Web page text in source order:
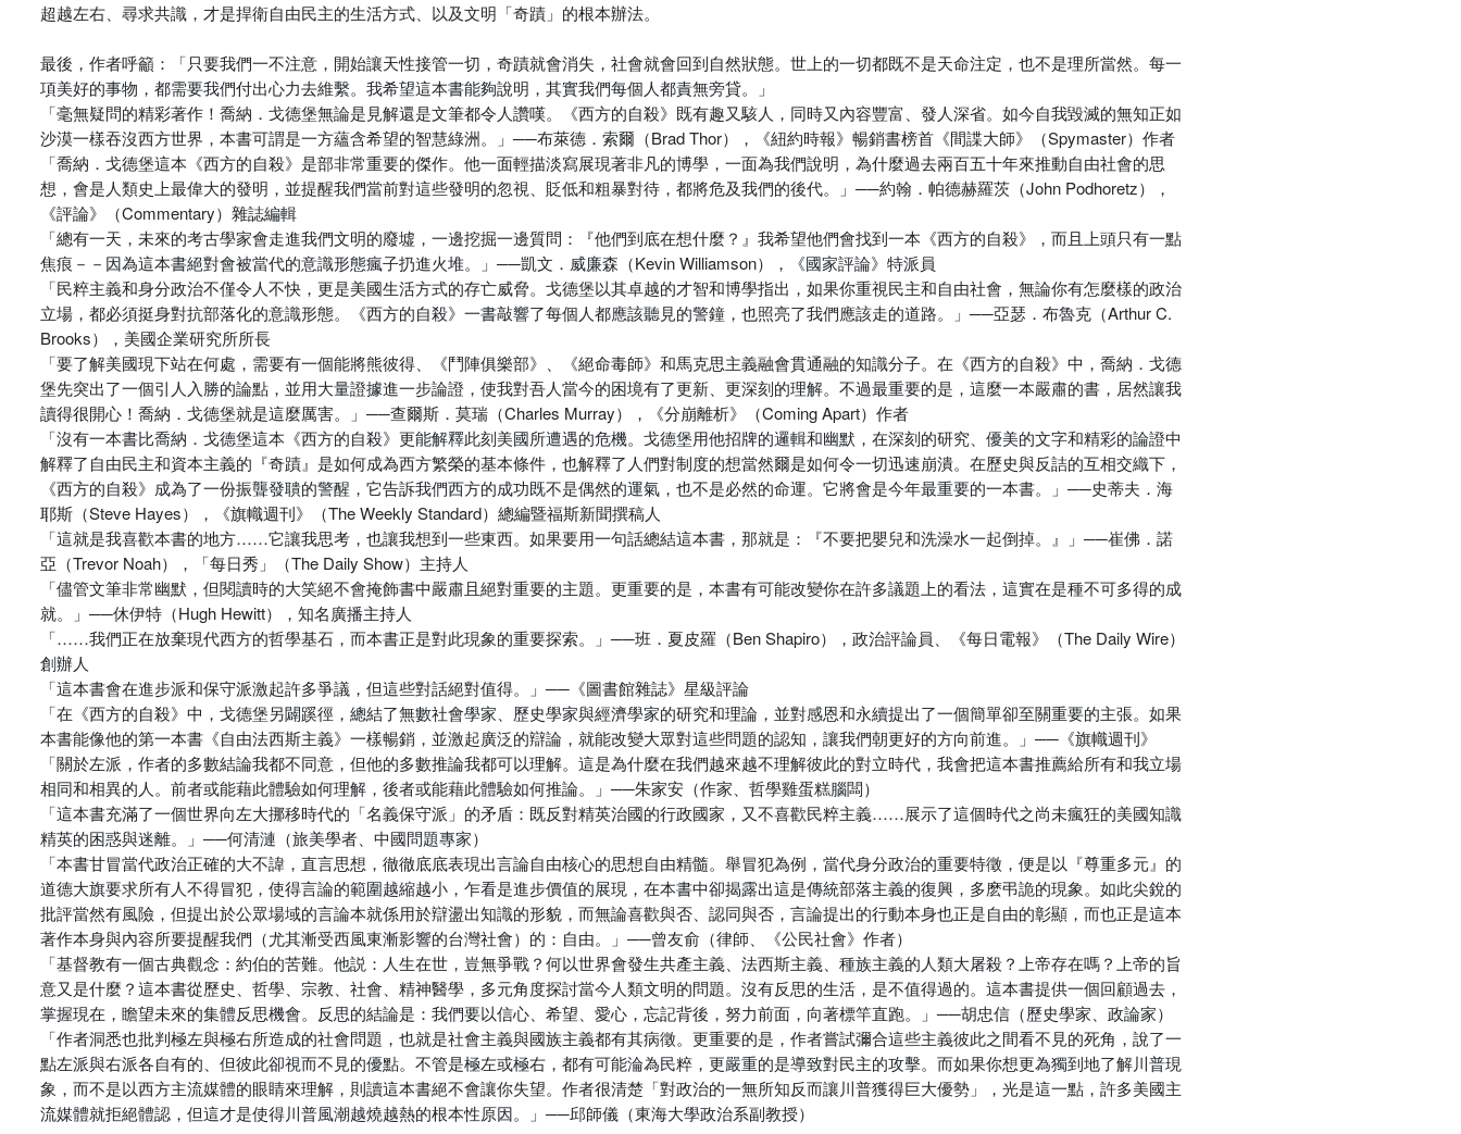
超越左右、尋求共識，才是捍衛自由民主的生活方式、以及文明「奇蹟」的根本辦法。
最後，作者呼籲：「只要我們一不注意，開始讓天性接管一切，奇蹟就會消失，社會就會回到自然狀態。世上的一切都既不是天命注定，也不是理所當然。每一
項美好的事物，都需要我們付出心力去維繫。我希望這本書能夠說明，其實我們每個人都責無旁貸。」
「毫無疑問的精彩著作！喬納．戈德堡無論是見解還是文筆都令人讚嘆。《西方的自殺》既有趣又駭人，同時又內容豐富、發人深省。如今自我毀滅的無知正如
沙漠一樣吞沒西方世界，本書可謂是一方蘊含希望的智慧綠洲。」──布萊德．索爾（Brad Thor），《紐約時報》暢銷書榜首《間諜大師》（Spymaster）作者
「喬納．戈德堡這本《西方的自殺》是部非常重要的傑作。他一面輕描淡寫展現著非凡的博學，一面為我們說明，為什麼過去兩百五十年來推動自由社會的思
想，會是人類史上最偉大的發明，並提醒我們當前對這些發明的忽視、貶低和粗暴對待，都將危及我們的後代。」──約翰．帕德赫羅茨（John Podhoretz），
《評論》（Commentary）雜誌編輯
「總有一天，未來的考古學家會走進我們文明的廢墟，一邊挖掘一邊質問：『他們到底在想什麼？』我希望他們會找到一本《西方的自殺》，而且上頭只有一點
焦痕－－因為這本書絕對會被當代的意識形態瘋子扔進火堆。」──凱文．威廉森（Kevin Williamson），《國家評論》特派員
「民粹主義和身分政治不僅令人不快，更是美國生活方式的存亡威脅。戈德堡以其卓越的才智和博學指出，如果你重視民主和自由社會，無論你有怎麼樣的政治
立場，都必須挺身對抗部落化的意識形態。《西方的自殺》一書敲響了每個人都應該聽見的警鐘，也照亮了我們應該走的道路。」──亞瑟．布魯克（Arthur C.
Brooks），美國企業研究所所長
「要了解美國現下站在何處，需要有一個能將熊彼得、《鬥陣俱樂部》、《絕命毒師》和馬克思主義融會貫通融的知識分子。在《西方的自殺》中，喬納．戈德
堡先突出了一個引人入勝的論點，並用大量證據進一步論證，使我對吾人當今的困境有了更新、更深刻的理解。不過最重要的是，這麼一本嚴肅的書，居然讓我
讀得很開心！喬納．戈德堡就是這麼厲害。」──查爾斯．莫瑞（Charles Murray），《分崩離析》（Coming Apart）作者
「沒有一本書比喬納．戈德堡這本《西方的自殺》更能解釋此刻美國所遭遇的危機。戈德堡用他招牌的邏輯和幽默，在深刻的研究、優美的文字和精彩的論證中
解釋了自由民主和資本主義的『奇蹟』是如何成為西方繁榮的基本條件，也解釋了人們對制度的想當然爾是如何令一切迅速崩潰。在歷史與反詰的互相交織下，
《西方的自殺》成為了一份振聾發聵的警醒，它告訴我們西方的成功既不是偶然的運氣，也不是必然的命運。它將會是今年最重要的一本書。」──史蒂夫．海
耶斯（Steve Hayes），《旗幟週刊》（The Weekly Standard）總編暨福斯新聞撰稿人
「這就是我喜歡本書的地方……它讓我思考，也讓我想到一些東西。如果要用一句話總結這本書，那就是：『不要把嬰兒和洗澡水一起倒掉。』」──崔佛．諾
亞（Trevor Noah），「每日秀」（The Daily Show）主持人
「儘管文筆非常幽默，但閱讀時的大笑絕不會掩飾書中嚴肅且絕對重要的主題。更重要的是，本書有可能改變你在許多議題上的看法，這實在是種不可多得的成
就。」──休伊特（Hugh Hewitt），知名廣播主持人
「……我們正在放棄現代西方的哲學基石，而本書正是對此現象的重要探索。」──班．夏皮羅（Ben Shapiro），政治評論員、《每日電報》（The Daily Wire）
創辦人
「這本書會在進步派和保守派激起許多爭議，但這些對話絕對值得。」──《圖書館雜誌》星級評論
「在《西方的自殺》中，戈德堡另闢蹊徑，總結了無數社會學家、歷史學家與經濟學家的研究和理論，並對感恩和永續提出了一個簡單卻至關重要的主張。如果
本書能像他的第一本書《自由法西斯主義》一樣暢銷，並激起廣泛的辯論，就能改變大眾對這些問題的認知，讓我們朝更好的方向前進。」──《旗幟週刊》
「關於左派，作者的多數結論我都不同意，但他的多數推論我都可以理解。這是為什麼在我們越來越不理解彼此的對立時代，我會把這本書推薦給所有和我立場
相同和相異的人。前者或能藉此體驗如何理解，後者或能藉此體驗如何推論。」──朱家安（作家、哲學雞蛋糕腦闆）
「這本書充滿了一個世界向左大挪移時代的「名義保守派」的矛盾：既反對精英治國的行政國家，又不喜歡民粹主義……展示了這個時代之尚未瘋狂的美國知識
精英的困惑與迷離。」──何清漣（旅美學者、中國問題專家）
「本書甘冒當代政治正確的大不諱，直言思想，徹徹底底表現出言論自由核心的思想自由精髓。舉冒犯為例，當代身分政治的重要特徵，便是以『尊重多元』的
道德大旗要求所有人不得冒犯，使得言論的範圍越縮越小，乍看是進步價值的展現，在本書中卻揭露出這是傳統部落主義的復興，多麽弔詭的現象。如此尖銳的
批評當然有風險，但提出於公眾場域的言論本就係用於辯盪出知識的形貌，而無論喜歡與否、認同與否，言論提出的行動本身也正是自由的彰顯，而也正是這本
著作本身與內容所要提醒我們（尤其漸受西風東漸影響的台灣社會）的：自由。」──曾友俞（律師、《公民社會》作者）
「基督教有一個古典觀念：約伯的苦難。他説：人生在世，豈無爭戰？何以世界會發生共產主義、法西斯主義、種族主義的人類大屠殺？上帝存在嗎？上帝的旨
意又是什麼？這本書從歷史、哲學、宗教、社會、精神醫學，多元角度探討當今人類文明的問題。沒有反思的生活，是不值得過的。這本書提供一個回顧過去，
掌握現在，瞻望未來的集體反思機會。反思的結論是：我們要以信心、希望、愛心，忘記背後，努力前面，向著標竿直跑。」──胡忠信（歷史學家、政論家）
「作者洞悉也批判極左與極右所造成的社會問題，也就是社會主義與國族主義都有其病徵。更重要的是，作者嘗試彌合這些主義彼此之間看不見的死角，說了一
點左派與右派各自有的、但彼此卻視而不見的優點。不管是極左或極右，都有可能淪為民粹，更嚴重的是導致對民主的攻擊。而如果你想更為獨到地了解川普現
象，而不是以西方主流媒體的眼睛來理解，則讀這本書絕不會讓你失望。作者很清楚「對政治的一無所知反而讓川普獲得巨大優勢」，光是這一點，許多美國主
流媒體就拒絕體認，但這才是使得川普風潮越燒越熱的根本性原因。」──邱師儀（東海大學政治系副教授）